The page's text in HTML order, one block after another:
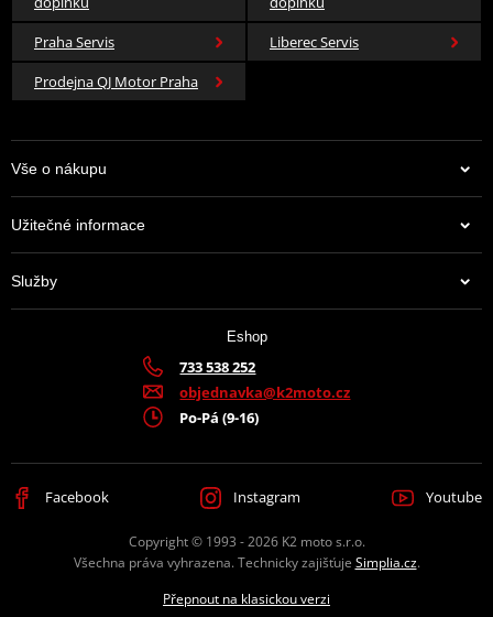
Praha Servis
Liberec Servis
Prodejna QJ Motor Praha
Vše o nákupu
Užitečné informace
Služby
Eshop
733 538 252
objednavka@k2moto.cz
Po-Pá (9-16)
Facebook Instagram Youtube
Copyright © 1993 - 2026 K2 moto s.r.o.
Všechna práva vyhrazena. Technicky zajišťuje Simplia.cz.
Přepnout na klasickou verzi